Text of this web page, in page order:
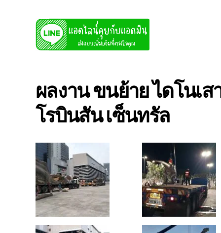
ผลงาน ขนย้าย ไดโนเส
โรบินสัน เซ็นทรัล